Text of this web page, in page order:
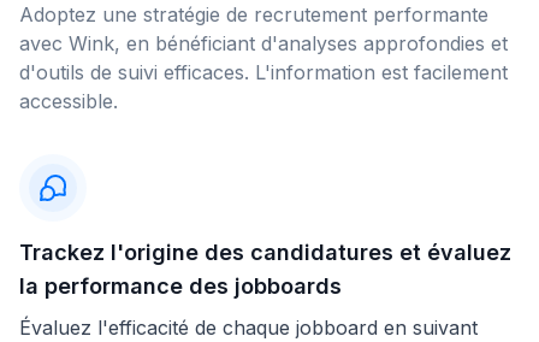
Adoptez une stratégie de recrutement performante
avec Wink, en bénéficiant d'analyses approfondies et
d'outils de suivi efficaces. L'information est facilement
accessible.
Trackez l'origine des candidatures et évaluez
la performance des jobboards
Évaluez l'efficacité de chaque jobboard en suivant